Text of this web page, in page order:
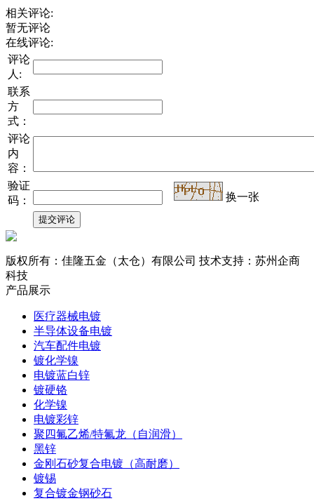
相关评论:
暂无评论
在线评论:
评论
人:
联系
方
式：
评论
内
容：
验证
码：
换一张
版权所有：佳隆五金（太仓）有限公司 技术支持：苏州企商
科技
产品展示
医疗器械电镀
半导体设备电镀
汽车配件电镀
镀化学镍
电镀蓝白锌
镀硬铬
化学镍
电镀彩锌
聚四氟乙烯/特氟龙（自润滑）
黑锌
金刚石砂复合电镀（高耐磨）
镀锡
复合镀金钢砂石